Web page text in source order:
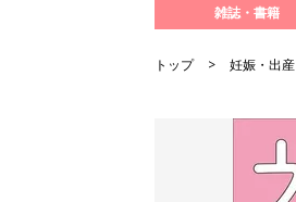
雑誌・書籍
トップ 妊娠・出産